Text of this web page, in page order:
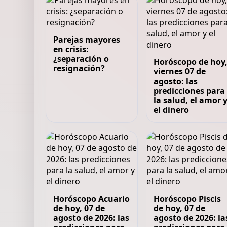
Parejas mayores
en crisis:
¿separación o
resignación?
Horóscopo de hoy,
viernes 07 de
agosto: las
predicciones para
la salud, el amor y
el dinero
Horóscopo Acuario
de hoy, 07 de
agosto de 2026: las
Horóscopo Piscis
de hoy, 07 de
agosto de 2026: